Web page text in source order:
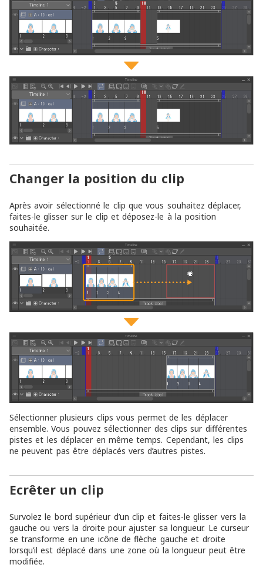
Changer la position du clip
Après avoir sélectionné le clip que vous souhaitez déplacer,
faites-le glisser sur le clip et déposez-le à la position
souhaitée.
Sélectionner plusieurs clips vous permet de les déplacer
ensemble. Vous pouvez sélectionner des clips sur différentes
pistes et les déplacer en même temps. Cependant, les clips
ne peuvent pas être déplacés vers d’autres pistes.
Ecrêter un clip
Survolez le bord supérieur d’un clip et faites-le glisser vers la
gauche ou vers la droite pour ajuster sa longueur. Le curseur
se transforme en une icône de flèche gauche et droite
lorsqu’il est déplacé dans une zone où la longueur peut être
modifiée.